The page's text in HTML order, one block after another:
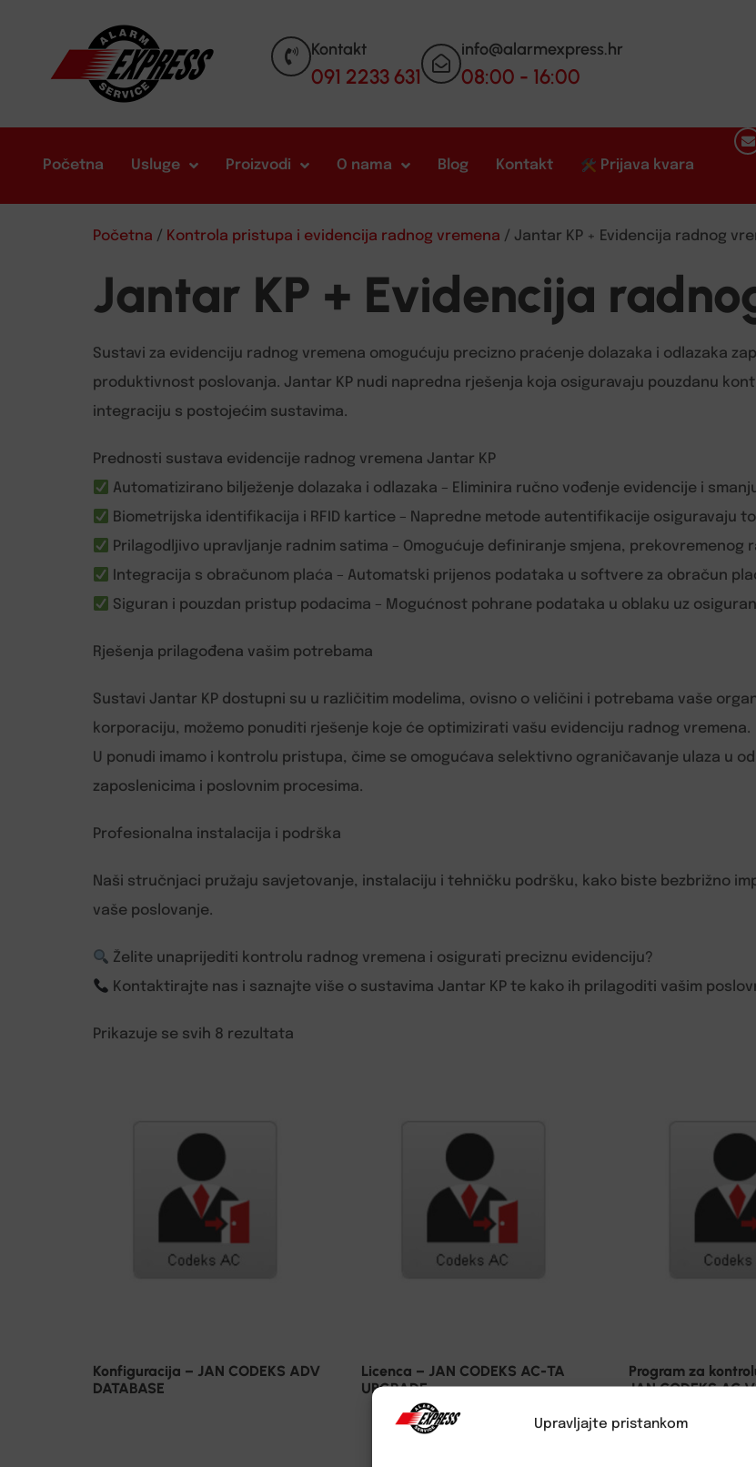
Upravljajte pristankom
Kontakt
091 2233 631
info@alarmexpress.hr
08:00 - 16:00
Početna Usluge Proizvodi O nama Blog Kontakt Prijava kvara
Početna / Kontrola pristupa i evidencija radnog vremena / Jantar KP + Evidencija radnog
Jantar KP + Evidencija
Sustavi za evidenciju radnog vremena omogućuju precizno praćenje dolazaka i odlazaka
produktivnost poslovanja. Jantar KP nudi napredna rješenja koja osiguravaju pouzdanu
integraciju s postojećim sustavima.
Prednosti sustava evidencije radnog vremena Jantar KP
Automatizirano bilježenje dolazaka i odlazaka – Eliminira ručno vođenje evidencije i
Biometrijska identifikacija i RFID kartice – Napredne metode autentifikacije osiguravaju
Prilagodljivo upravljanje radnim satima – Omogućuje definiranje smjena, prekovremenog
Integracija s obračunom plaća – Automatski prijenos podataka u softvere za obračun
Siguran i pouzdan pristup podacima – Mogućnost pohrane podataka u oblaku uz
Rješenja prilagođena vašim potrebama
Sustavi Jantar KP dostupni su u različitim modelima, ovisno o veličini i potrebama vaše
korporaciju, možemo ponuditi rješenje koje će optimizirati vašu evidenciju radnog vremena.
U ponudi imamo i kontrolu pristupa, čime se omogućava selektivno ograničavanje ulaza u
zaposlenicima i poslovnim procesima.
Profesionalna instalacija i podrška
Naši stručnjaci pružaju savjetovanje, instalaciju i tehničku podršku, kako biste bezbrižno
vaše poslovanje.
Želite unaprijediti kontrolu radnog vremena i osigurati preciznu evidenciju?
Kontaktirajte nas i saznajte više o sustavima Jantar KP te kako ih prilagoditi vašim
Prikazuje se svih 8 rezultata
Konfiguracija – JAN CODEKS ADV
DATABASE
Licenca – JAN CODEKS AC-TA
UPGRADE
Program za
JAN CODEKS AC